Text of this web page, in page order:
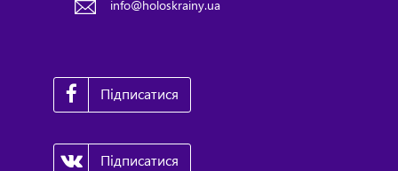
info@holoskrainy.ua
Підписатися
Підписатися